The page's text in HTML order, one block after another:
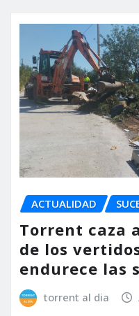
ACTUALIDAD
Torrent caza
de los
endurece las
torrent al dia